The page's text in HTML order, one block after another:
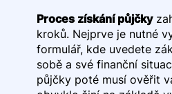
Proces získání půjčky
kroků. Nejprve je nutné
formulář, kde uvedete
sobě a své finanční
půjčky poté musí ověřit